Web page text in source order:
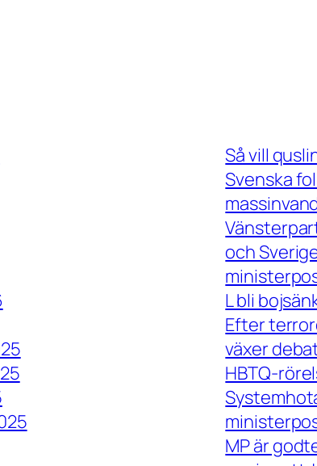
Så vill
Svenska
och
L bli
Efter
växer
HBTQ-
MP är